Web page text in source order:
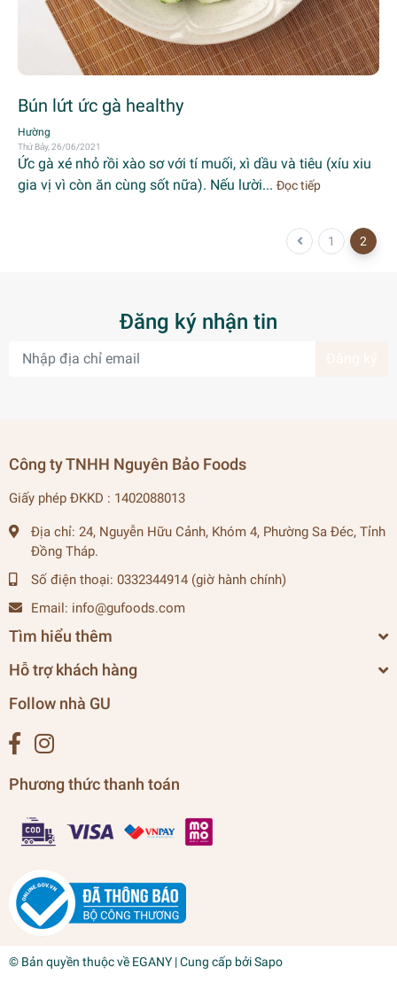
Bún lứt ức gà healthy
Hường
Thứ Bảy, 26/06/2021
Ức gà xé nhỏ rồi xào sơ với tí muối, xì dầu và tiêu (xíu xiu
gia vị vì còn ăn cùng sốt nữa). Nếu lười... Đọc tiếp
1 2
Đăng ký nhận tin
Công ty TNHH Nguyên Bảo Foods
Giấy phép ĐKKD : 1402088013
Địa chỉ: 24, Nguyễn Hữu Cảnh, Khóm 4, Phường Sa Đéc, Tỉnh
Đồng Tháp.
Số điện thoại: 0332344914 (giờ hành chính)
Email: info@gufoods.com
Tìm hiểu thêm
Hỗ trợ khách hàng
Follow nhà GU
Phương thức thanh toán
© Bản quyền thuộc về EGANY | Cung cấp bởiSapo